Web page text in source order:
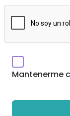
Mantenerme